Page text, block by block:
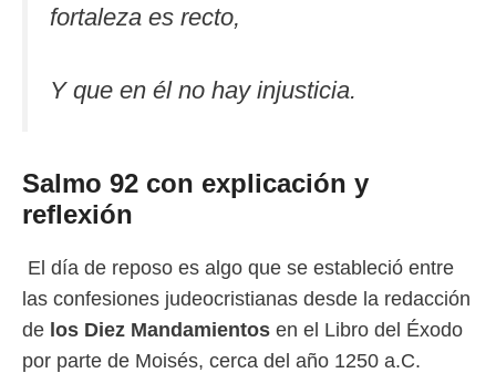
fortaleza es recto,
Y que en él no hay injusticia.
Salmo 92 con explicación y
reflexión
El día de reposo es algo que se estableció entre
las confesiones judeocristianas desde la redacción
de los Diez Mandamientos en el Libro del Éxodo
por parte de Moisés, cerca del año 1250 a.C.